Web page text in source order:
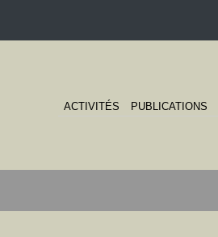
ACTIVITÉS PUBLICATIONS